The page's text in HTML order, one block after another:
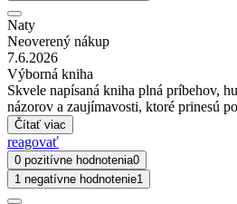
Naty
Neoverený nákup
7.6.2026
Výborná kniha
Skvele napísaná kniha plná príbehov,
názorov a zaujímavosti, ktoré prinesú
Čítať viac
reagovať
0 pozitívne hodnotenia0
1 negatívne hodnotenie1